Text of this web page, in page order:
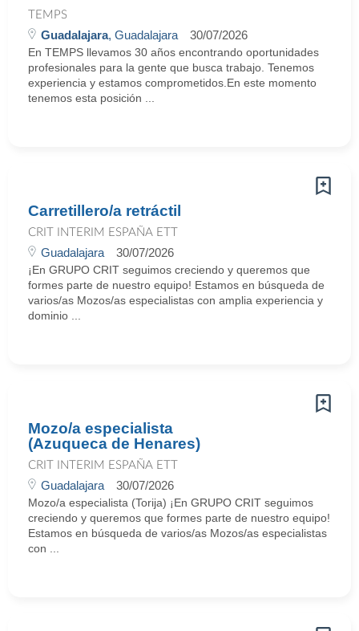
TEMPS
Guadalajara, Guadalajara 30/07/2026
En TEMPS llevamos 30 años encontrando oportunidades
profesionales para la gente que busca trabajo. Tenemos
experiencia y estamos comprometidos.En este momento
tenemos esta posición ...
Carretillero/a retráctil
CRIT INTERIM ESPAÑA ETT
Guadalajara 30/07/2026
¡En GRUPO CRIT seguimos creciendo y queremos que
formes parte de nuestro equipo! Estamos en búsqueda de
varios/as Mozos/as especialistas con amplia experiencia y
dominio ...
Mozo/a especialista
(Azuqueca de Henares)
CRIT INTERIM ESPAÑA ETT
Guadalajara 30/07/2026
Mozo/a especialista (Torija) ¡En GRUPO CRIT seguimos
creciendo y queremos que formes parte de nuestro equipo!
Estamos en búsqueda de varios/as Mozos/as especialistas
con ...